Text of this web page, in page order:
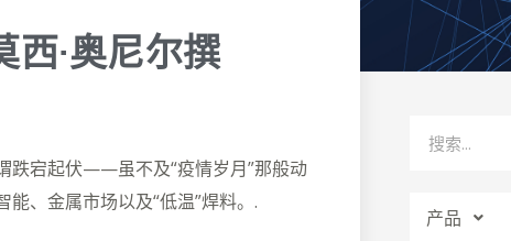
·奥尼尔撰
跌宕起伏——虽不及“疫情岁月”那般动
、金属市场以及“低温”焊料。.
Search
产品